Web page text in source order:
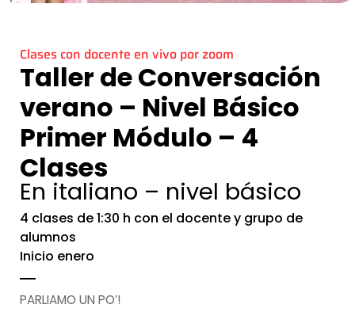
Clases con docente en vivo por zoom
Taller de Conversación
verano – Nivel Básico
Primer Módulo – 4
Clases
En italiano – nivel básico
4 clases de 1:30 h con el docente y grupo de
alumnos
Inicio enero
PARLIAMO UN PO’!